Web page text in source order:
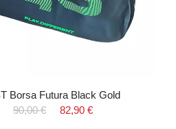
Borsa Futura Black Gold
90,00 €
82,90 €